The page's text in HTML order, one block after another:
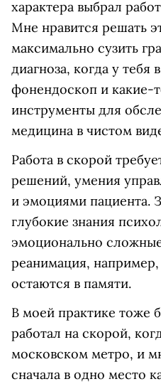
характера выбрал
Мне нравится решать
максимально сузить
диагноза, когда у тебя
фонендоскоп и какие-
инструменты для
медицина в чистом
Работа в скорой
решений, умения
и эмоциями пациента.
глубокие знания
эмоционально
реанимация,
остаются в памяти.
В моей практике тоже
работал на скорой,
московском метро, и
сначала в одно место